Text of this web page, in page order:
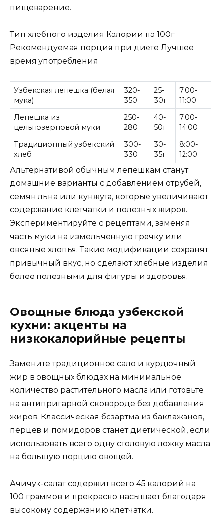
пищеварение.
Тип хлебного изделия Калории на 100г
Рекомендуемая порция при диете Лучшее
время употребления
Узбекская лепешка (белая
мука)
320-
350
25-
30г
7:00-
11:00
Лепешка из
цельнозерновой муки
250-
280
40-
50г
7:00-
14:00
Традиционный узбекский
хлеб
300-
330
30-
35г
8:00-
12:00
Альтернативой обычным лепешкам станут
домашние варианты с добавлением отрубей,
семян льна или кунжута, которые увеличивают
содержание клетчатки и полезных жиров.
Экспериментируйте с рецептами, заменяя
часть муки на измельченную гречку или
овсяные хлопья. Такие модификации сохранят
привычный вкус, но сделают хлебные изделия
более полезными для фигуры и здоровья.
Овощные блюда узбекской
кухни: акценты на
низкокалорийные рецепты
Замените традиционное сало и курдючный
жир в овощных блюдах на минимальное
количество растительного масла или готовьте
на антипригарной сковороде без добавления
жиров. Классическая бозартма из баклажанов,
перцев и помидоров станет диетической, если
использовать всего одну столовую ложку масла
на большую порцию овощей.
Ачичук-салат содержит всего 45 калорий на
100 граммов и прекрасно насыщает благодаря
высокому содержанию клетчатки.